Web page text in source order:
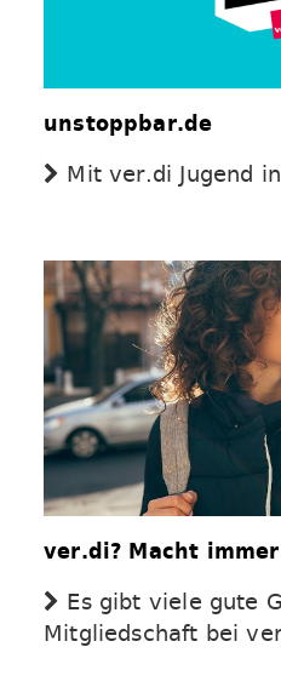
unstoppbar.de
Mit ver.di Jugend
ver.di? Macht
Es gibt viele gute
Mitgliedschaft bei